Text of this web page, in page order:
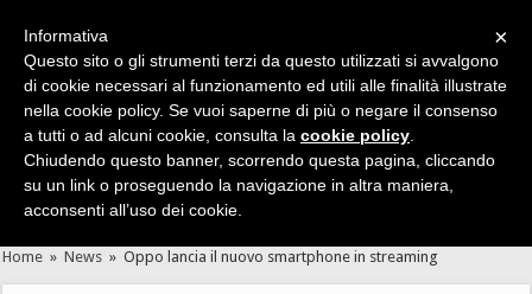
Cerca velocemente news, recensioni, guide, app, giochi ...
Home » News » Oppo lancia il nuovo smartphone in streaming
×
Informativa
Questo sito o gli strumenti terzi da questo utilizzati si avvalgono
di cookie necessari al funzionamento ed utili alle finalità illustrate
nella cookie policy. Se vuoi saperne di più o negare il consenso
a tutti o ad alcuni cookie, consulta la cookie policy
Chiudendo questo banner, scorrendo questa pagina, cliccando
su un link o proseguendo la navigazione in altra maniera,
acconsenti all’uso dei cookie.